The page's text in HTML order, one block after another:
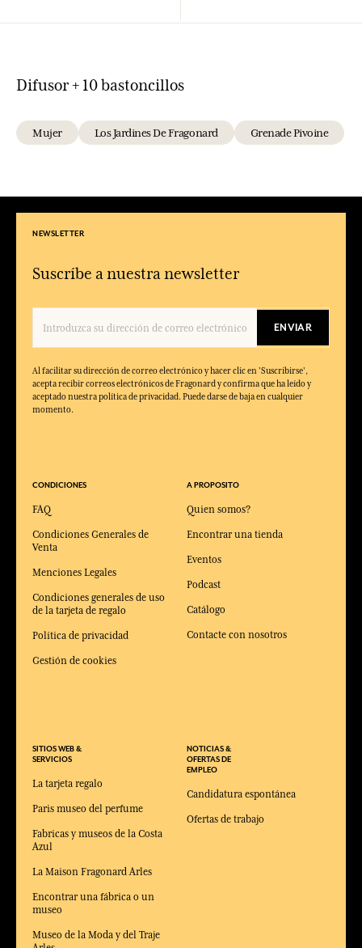
Difusor + 10 bastoncillos
Mujer Los Jardines De Fragonard Grenade Pivoine
NEWSLETTER
Suscríbe a nuestra newsletter
ENVIAR
Al facilitar su dirección de correo electrónico y hacer clic en 'Suscribirse',
acepta recibir correos electrónicos de Fragonard y confirma que ha leído y
aceptado nuestra política de privacidad. Puede darse de baja en cualquier
momento.
CONDICIONES
FAQ
Condiciones Generales de
Venta
Menciones Legales
Condiciones generales de uso
de la tarjeta de regalo
Política de privacidad
Gestión de cookies
SITIOS WEB &
SERVICIOS
La tarjeta regalo
Paris museo del perfume
Fabricas y museos de la Costa
Azul
La Maison Fragonard Arles
Encontrar una fábrica o un
museo
Museo de la Moda y del Traje
A PROPOSITO
Quien somos?
Encontrar una tienda
Eventos
Podcast
Catálogo
Contacte con nosotros
NOTICIAS &
OFERTAS DE
EMPLEO
Candidatura espontánea
Ofertas de trabajo